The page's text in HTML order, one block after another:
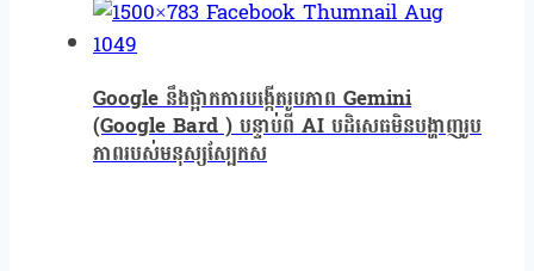
Google នឹងផ្អាកការបង្កើតរូបភាព Gemini
(Google Bard ) បន្ទាប់ពី AI បដិសេធមិនបង្ហាញរូប
ភាពរបស់មនុស្សស្បែកស